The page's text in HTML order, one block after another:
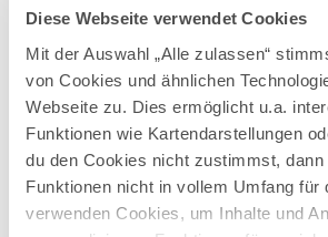
Diese Webseite verwendet Cookies
Mit der Auswahl „Alle zulassen“
von Cookies und ähnlichen
Webseite zu. Dies ermöglicht u.a.
Funktionen wie Kartendarstellungen
du den Cookies nicht zustimmst, dann
Funktionen nicht in vollem Umfang für
verwenden Cookies, um Inhalte und
RADTOUR
3
Mindelheims Norden
Schöne Radtour mit zahlreichen Höhepunkten
der Strecke. In Pfaffenhausen lohnt vor allem
Besuch im Gesundheitszentrum. Dort kann ein
Storchennest live auf einer Videoleinwand
Therme ganz...
dazu